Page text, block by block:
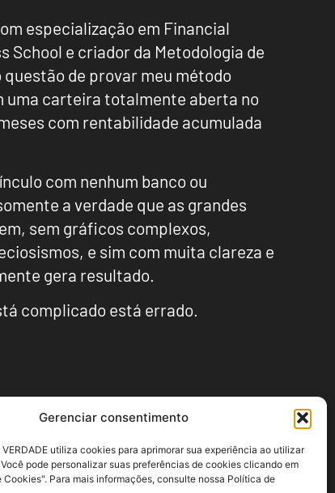
Gerenciar consentimento
VERDADE utiliza cookies para aprimorar sua experiência ao utilizar
pode personalizar suas preferências de cookies clicando em
Para mais informações, consulte nossa Política de
especialização em Financial
School e criador da Metodologia de
de provar meu método
uma carteira totalmente aberta no
com rentabilidade acumulada
com nenhum banco ou
a verdade que as grandes
sem gráficos complexos,
e sim com muita clareza e
gera resultado.
complicado está errado.